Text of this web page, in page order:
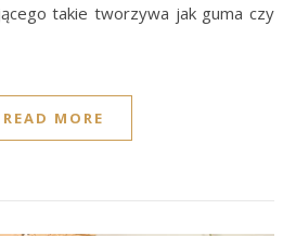
takie tworzywa jak guma czy
READ MORE